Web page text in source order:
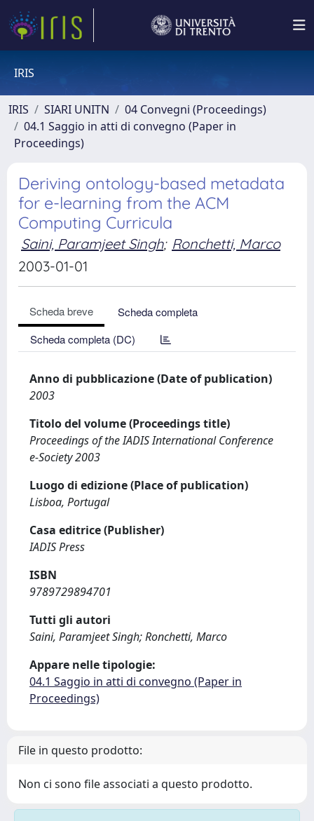
IRIS
IRIS SIARI UNITN
04 Convegni (Proceedings)
04.1 Saggio in atti di convegno (Paper in
Proceedings)
Deriving ontology-based metadata
for e-learning from the ACM
Computing Curricula
Saini, Paramjeet Singh; Ronchetti, Marco
2003-01-01
Scheda breve
Scheda completa
Scheda completa (DC)
Anno di pubblicazione (Date of publication)
2003
Titolo del volume (Proceedings title)
Proceedings of the IADIS International Conference
e-Society 2003
Luogo di edizione (Place of publication)
Lisboa, Portugal
Casa editrice (Publisher)
IADIS Press
ISBN
9789729894701
Tutti gli autori
Saini, Paramjeet Singh; Ronchetti, Marco
Appare nelle tipologie:
04.1 Saggio in atti di convegno (Paper in
Proceedings)
File in questo prodotto:
Non ci sono file associati a questo prodotto.